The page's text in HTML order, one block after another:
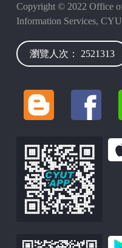
Copyright © 2022 Office
Information Services,
瀏覽人次： 2521313